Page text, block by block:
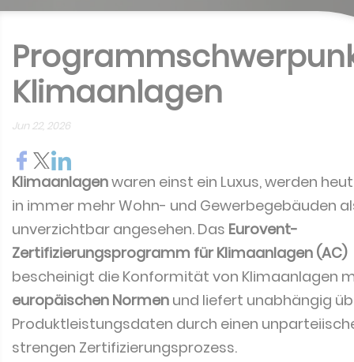
Klimaanlagen
Jun 22, 2026
Klimaanlagenwaren einst ein Luxus, werden
in immer mehr Wohn- und Gewerbegebäuden
unverzichtbar angesehen. Das Eurovent-
Zertifizierungsprogramm für Klimaanlagen (AC)
bescheinigt die Konformität von Klimaanlagen
europäischen Normen und liefert unabhängig
Produktleistungsdaten durch einen
strengen Zertifizierungsprozess.